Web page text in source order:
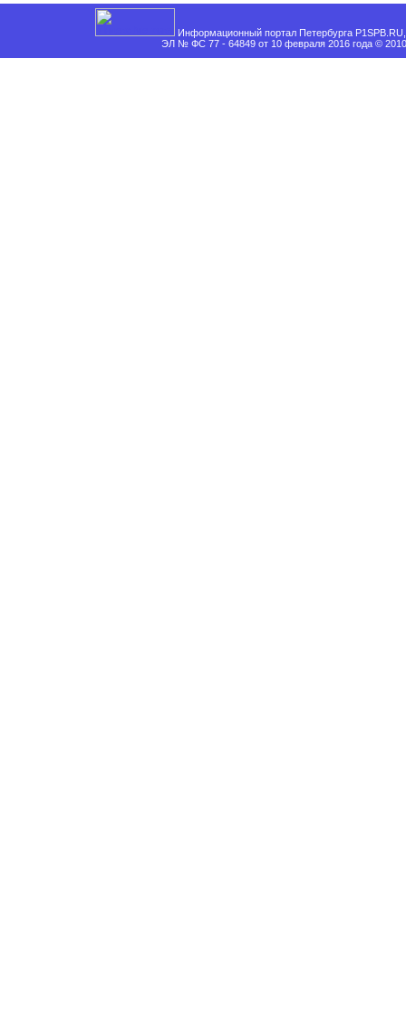
Информационный портал Петербурга
ЭЛ № ФС 77 - 64849 от 10 февраля 2016 года ©